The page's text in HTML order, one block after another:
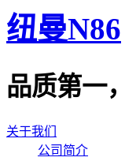
纽曼N86
品质第一
关于我们
公司简介